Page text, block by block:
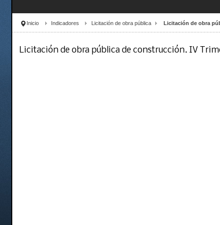
Inicio Indicadores Licitación de obra pública Licitación de obra
Licitación de obra pública de construcción. IV